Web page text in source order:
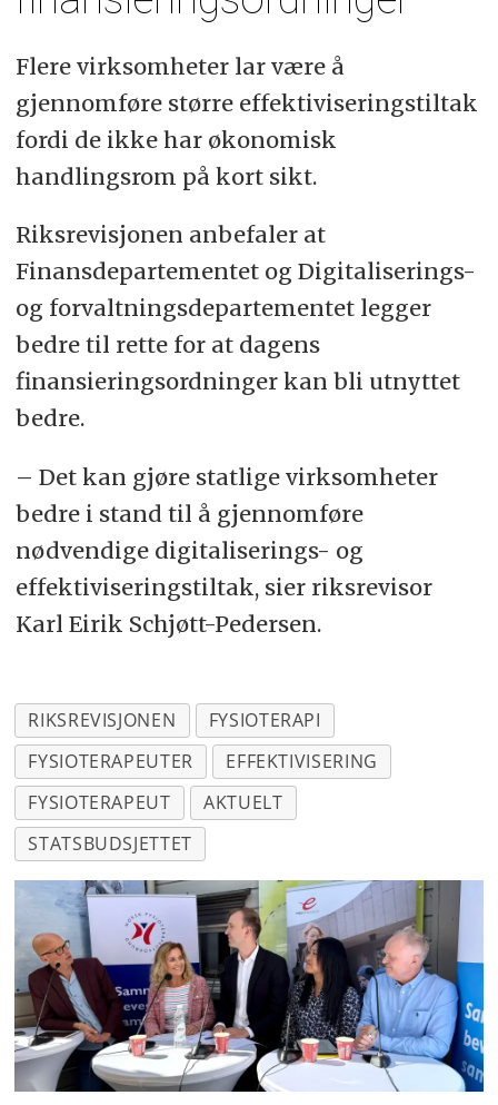
Flere virksomheter lar være å
gjennomføre større effektiviseringstiltak
fordi de ikke har økonomisk
handlingsrom på kort sikt.
Riksrevisjonen anbefaler at
Finansdepartementet og Digitaliserings-
og forvaltningsdepartementet legger
bedre til rette for at dagens
finansieringsordninger kan bli utnyttet
bedre.
– Det kan gjøre statlige virksomheter
bedre i stand til å gjennomføre
nødvendige digitaliserings- og
effektiviseringstiltak, sier riksrevisor
Karl Eirik Schjøtt-Pedersen.
RIKSREVISJONEN
FYSIOTERAPI
FYSIOTERAPEUTER
EFFEKTIVISERING
FYSIOTERAPEUT
AKTUELT
STATSBUDSJETTET